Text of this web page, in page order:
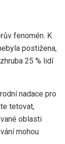
fenomén. K
postižena,
25 % lidí
nadace pro
tetovat,
oblasti
mohou